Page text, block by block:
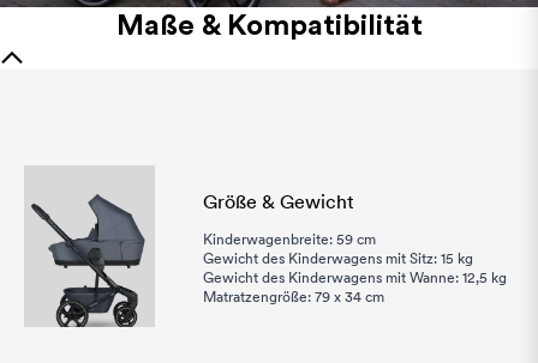
Maße & Kompatibilität
Größe & Gewicht
Kinderwagenbreite: 59 cm
Gewicht des Kinderwagens mit Sitz: 15 kg
Gewicht des Kinderwagens mit Wanne: 12,5 kg
Matratzengröße: 79 x 34 cm